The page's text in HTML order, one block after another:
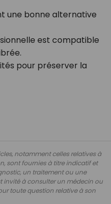
une bonne alternative
est compatible
pour préserver la
notamment celles relatives à
sont fournies à titre indicatif et
un traitement ou une
invité à consulter un médecin ou
toute question relative à son